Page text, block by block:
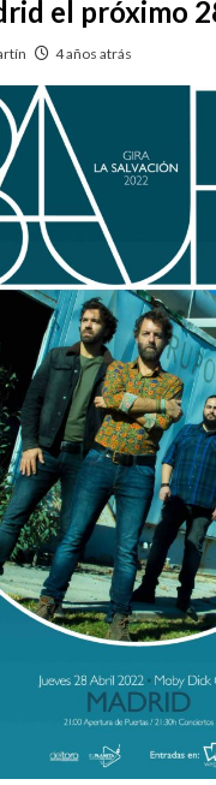
el próximo
4 años atrás